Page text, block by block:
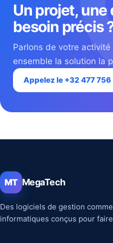
Un projet,
besoin précis
Parlons de votre
ensemble la solution la
Appelez le +32 477
MT MegaTech
Des logiciels de gestion
informatiques conçus pour